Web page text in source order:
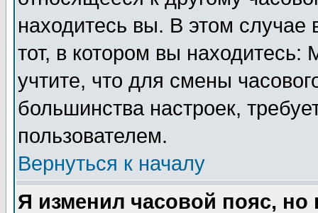
находитесь вы. В этом
тот, в котором вы
учтите, что для смены
большинства настроек,
пользователем.
Вернуться к началу
Я изменил часовой пояс,